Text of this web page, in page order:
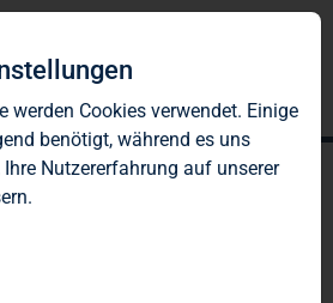
werden Cookies verwendet. Einige
benötigt, während es uns
Nutzererfahrung auf unserer